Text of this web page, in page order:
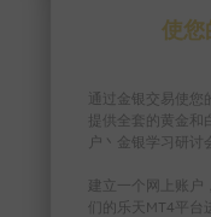
使您
通过金银交易使
提供全套的黄金和
户丶金银学习研讨
建立一个网上账户
们的乐天MT4平台